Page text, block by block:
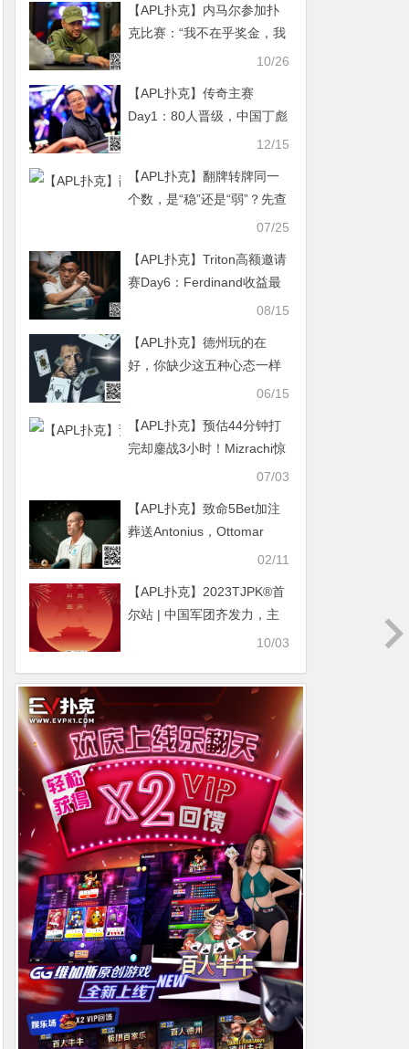
【APL扑克】内马尔参加扑
克比赛：“我不在乎奖金，我
10/26
【APL扑克】传奇主赛
Day1：80人晋级，中国丁彪
记分牌接近100万位列第三
12/15
【APL扑克】翻牌转牌同一
个数，是“稳”还是“弱”？先查
07/25
【APL扑克】Triton高额邀请
赛Day6：Ferdinand收益最
08/15
【APL扑克】德州玩的在
好，你缺少这五种心态一样
06/15
【APL扑克】预估44分钟打
完却鏖战3小时！Mizrachi惊
险拿下第九枚WSOP手链07/03
【APL扑克】致命5Bet加注
葬送Antonius，Ottomar
Ladva问鼎Onyx高额赛$25k
02/11
【APL扑克】2023TJPK®首
尔站 | 中国军团齐发力，主
赛B组177人参赛，金手链得
10/03